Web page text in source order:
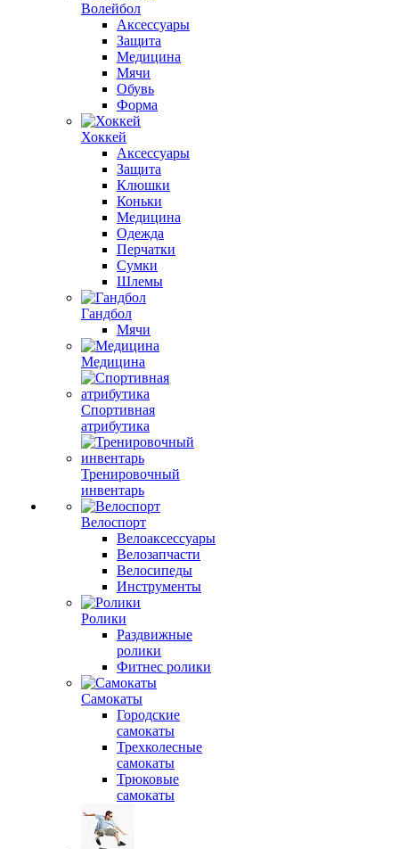
Волейбол
Аксессуары
Защита
Медицина
Мячи
Обувь
Форма
Хоккей
Аксессуары
Защита
Клюшки
Коньки
Медицина
Одежда
Перчатки
Сумки
Шлемы
Гандбол
Мячи
Медицина
Спортивная
атрибутика
Тренировочный
инвентарь
Велоспорт
Велоаксессуары
Велозапчасти
Велосипеды
Инструменты
Ролики
Раздвижные
ролики
Фитнес ролики
Самокаты
Городские
самокаты
Трехколесные
самокаты
Трюковые
самокаты